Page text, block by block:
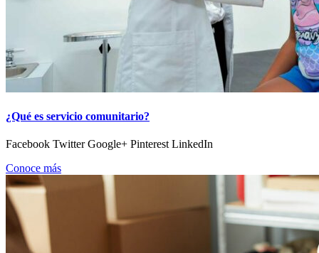
¿Qué es servicio comunitario?
Facebook Twitter Google+ Pinterest LinkedIn
Conoce más